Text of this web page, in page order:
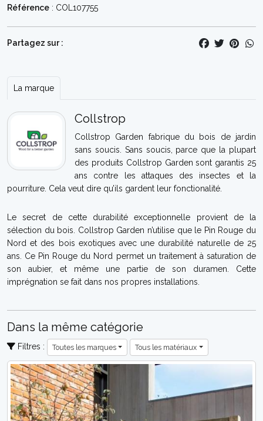
Référence : COL107755
Partagez sur :
La marque
Collstrop
Collstrop Garden fabrique du bois de jardin
sans soucis. Sans soucis, parce que la plupart
des produits Collstrop Garden sont garantis 25
ans contre les attaques des insectes et la
pourriture. Cela veut dire qu’ils gardent leur fonctionalité.
Le secret de cette durabilité exceptionnelle provient de la
sélection du bois. Collstrop Garden n’utilise que le Pin Rouge du
Nord et des bois exotiques avec une durabilité naturelle de 25
ans. Ce Pin Rouge du Nord permet un traitement à saturation de
son aubier, et même une partie de son duramen. Cette
imprégnation se fait dans nos propres installations.
Dans la même catégorie
Filtres : Toutes les marques Tous les matériaux